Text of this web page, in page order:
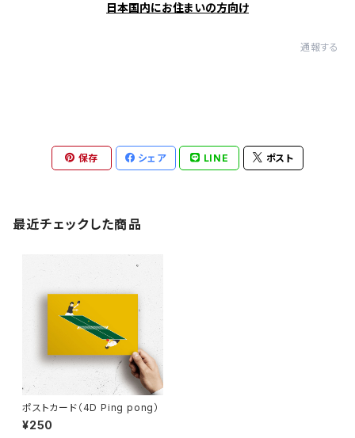
日本国内にお住まいの方向け
通報する
保存 シェア LINE ポスト
最近チェックした商品
ポストカード（4D Ping pong）
¥250